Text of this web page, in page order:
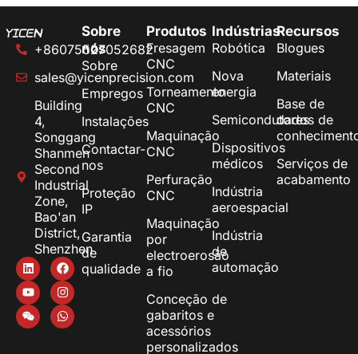
+86075527052682
sales@yicenprecision.com
Building
4,
Songgang
Shanmen
Second
Industrial
Zone,
Bao'an
District,
Shenzhen
Sobre
nós
Sobre
Empregos
Instalações
Contactar-
nos
Proteção
IP
Garantia
de
qualidade
Produtos
Fresagem
CNC
Torneamento
CNC
Maquinação
CNC
Perfuração
CNC
Maquinação
por
electroerosão
a fio
Conceção de
gabaritos e
acessórios
personalizados
Indústrias
Robótica
Nova
energia
Semicondutores
Dispositivos
médicos
Indústria
aeroespacial
Indústria
de
automação
Recursos
Blogues
Materiais
Base de
dados de
Serviços de
acabamento